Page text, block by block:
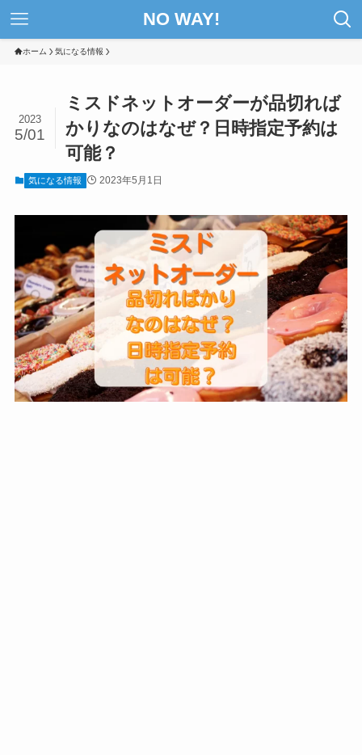
NO WAY!
ホーム 気になる情報
ミスドネットオーダーが品切れば
かりなのはなぜ？日時指定予約は
可能？
2023
5/01
気になる情報 2023年5月1日